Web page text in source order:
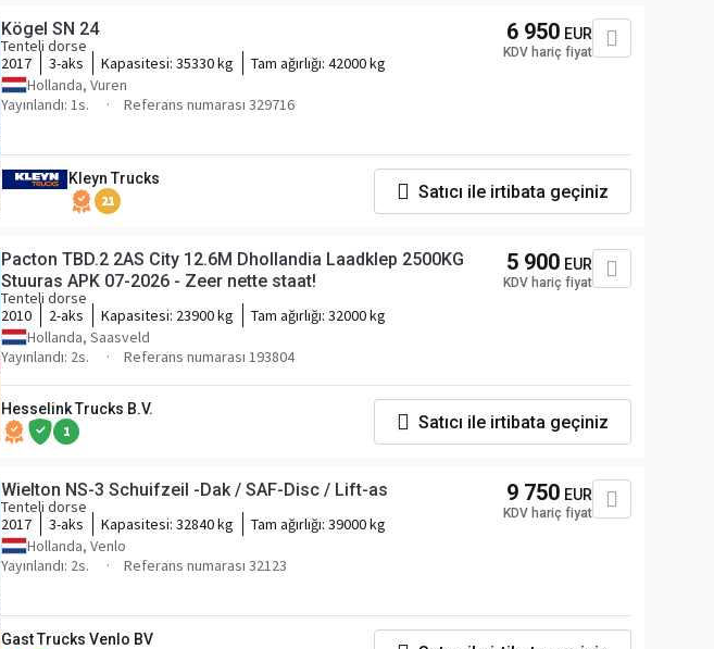
Kögel SN 24
Tenteli dorse
2017
3-aks Kapasitesi: 35330 kg Tam ağırlığı: 42000 kg
Hollanda, Vuren
Yayınlandı: 1s.
Referans numarası 329716
6 950 EUR
KDV hariç fiyat
Kleyn Trucks
21 Satıcı ile irtibata geçiniz
Pacton TBD.2 2AS City 12.6M Dhollandia Laadklep 2500KG
Stuuras APK 07-2026 - Zeer nette staat!
Tenteli dorse
2010
2-aks Kapasitesi: 23900 kg Tam ağırlığı: 32000 kg
Hollanda, Saasveld
Yayınlandı: 2s.
Referans numarası 193804
5 900 EUR
KDV hariç fiyat
Hesselink Trucks B.V.
1 Satıcı ile irtibata geçiniz
Wielton NS-3 Schuifzeil -Dak / SAF-Disc / Lift-as
Tenteli dorse
2017
3-aks Kapasitesi: 32840 kg Tam ağırlığı: 39000 kg
Hollanda, Venlo
Yayınlandı: 2s.
Referans numarası 32123
9 750 EUR
KDV hariç fiyat
Gast Trucks Venlo BV